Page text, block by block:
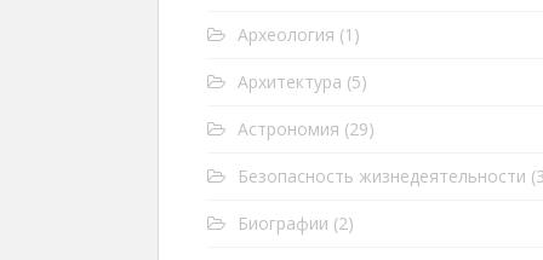
Археология (1)
Архитектура (5)
Астрономия (29)
Безопасность жизнедеятельности
Биографии (2)